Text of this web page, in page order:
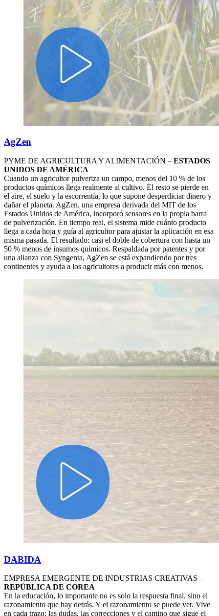
AgZen
PYME DE AGRICULTURA Y ALIMENTACIÓN – ESTADOS
UNIDOS DE AMÉRICA
Cuando un agricultor pulveriza un campo, menos del 10 % de los
productos químicos llega realmente al cultivo. El resto se pierde en
el aire, el suelo y la escorrentía, lo que supone desperdiciar dinero y
dañar el planeta. AgZen, una empresa derivada del MIT de los
Estados Unidos de América, incorporó sensores en la propia barra
de pulverización. En tiempo real, el sistema mide cuánto producto
llega a cada hoja y guía al agricultor para ajustar la aplicación en esa
misma pasada. El resultado: casi el doble de cobertura con hasta un
50 % menos de insumos químicos. Respaldada por patentes y por
una alianza con Syngenta, AgZen se está expandiendo por tres
continentes y ayuda a los agricultores a producir más con menos.
DABIDA
EMPRESA EMERGENTE DE INDUSTRIAS CREATIVAS –
REPÚBLICA DE COREA
En la educación, lo importante no es solo la respuesta final, sino el
razonamiento que hay detrás. Y el razonamiento se puede ver. Vive
en cada trazo: las dudas, las correcciones y el camino que sigue el